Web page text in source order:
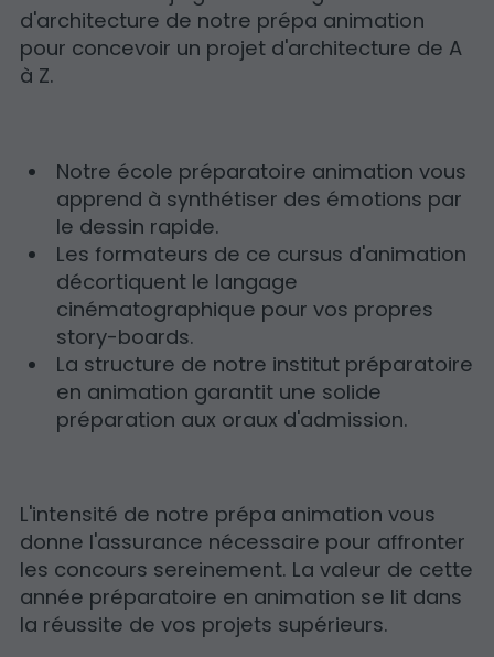
d'architecture de notre prépa animation
pour concevoir un projet d'architecture de A
à Z.
Notre école préparatoire animation vous
apprend à synthétiser des émotions par
le dessin rapide.
Les formateurs de ce cursus d'animation
décortiquent le langage
cinématographique pour vos propres
story-boards.
La structure de notre institut préparatoire
en animation garantit une solide
préparation aux oraux d'admission.
L'intensité de notre prépa animation vous
donne l'assurance nécessaire pour affronter
les concours sereinement. La valeur de cette
année préparatoire en animation se lit dans
la réussite de vos projets supérieurs.